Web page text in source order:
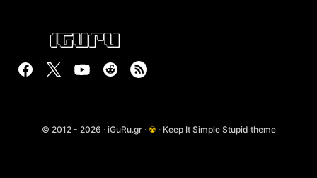
© 2012 - 2026 · iGuRu.gr · ☢ · Keep It Simple Stupid theme